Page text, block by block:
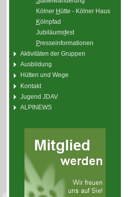
Kölner Hütte - Kölner Haus
Kölnpfad
Jubiläumsfest
Presseinformationen
Aktivitäten der Gruppen
Ausbildung
Hütten und Wege
Kontakt
Jugend JDAV
ALPINEWS